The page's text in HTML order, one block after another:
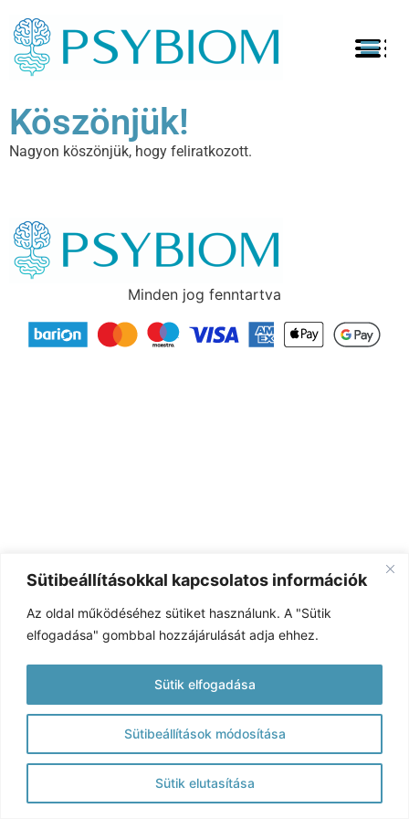
Sütibeállításokkal kapcsolatos információk
Az oldal működéséhez sütiket használunk. A "Sütik
elfogadása" gombbal hozzájárulását adja ehhez.
Sütibeállítások módosítása
Sütik elutasítása
Sütik elfogadása
Köszönjük!
Nagyon köszönjük, hogy feliratkozott.
Minden jog fenntartva